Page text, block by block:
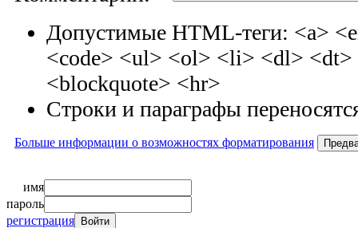
Допустимые HTML-теги: <a>
<code> <ul> <ol> <li> <dl> <dt>
<blockquote> <hr>
Строки и параграфы
Больше информации о возможностях форматирования
имя
пароль
регистрация